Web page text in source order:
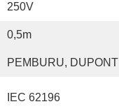
250V
0,5m
PEMBURU, DUPONT
IEC 62196